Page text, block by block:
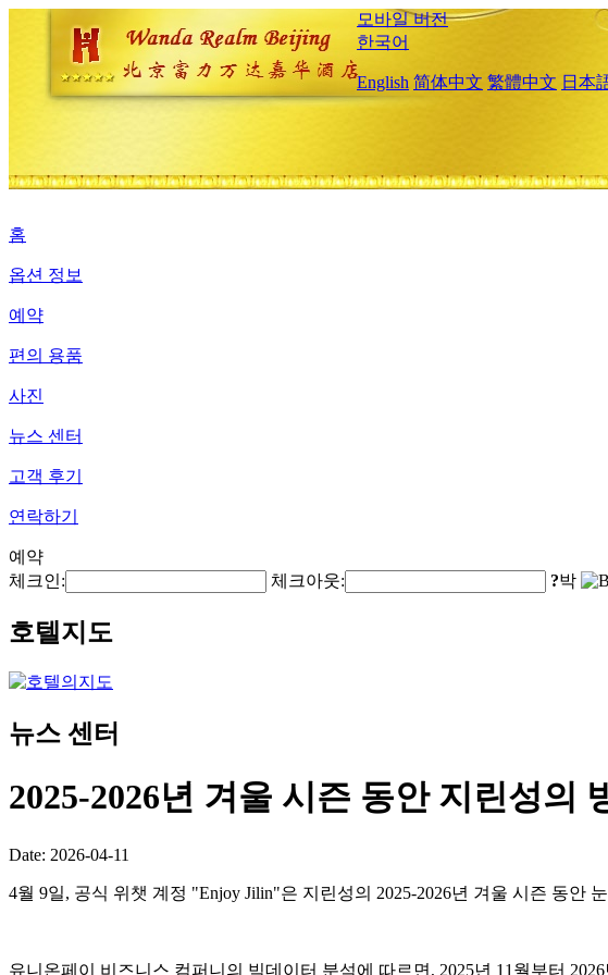
모바일 버전
한국어
English 简体中文 繁體中文 日本
홈
옵션 정보
예약
편의 용품
사진
뉴스 센터
고객 후기
연락하기
예약
체크인:
체크아웃: ?박
호텔지도
뉴스 센터
2025-2026년 겨울 시즌 동안 지린성의
Date: 2026-04-11
4월 9일, 공식 위챗 계정 "Enjoy Jilin"은 지린성의 2025-2026년 겨울 시즌 동
유니온페이 비즈니스 컴퍼니의 빅데이터 분석에 따르면, 2025년 11월부터